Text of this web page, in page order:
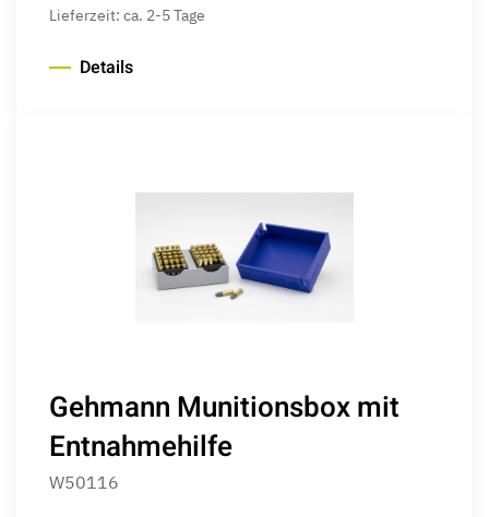
Lieferzeit: ca. 2-5 Tage
Details
Gehmann Munitionsbox mit
Entnahmehilfe
W50116